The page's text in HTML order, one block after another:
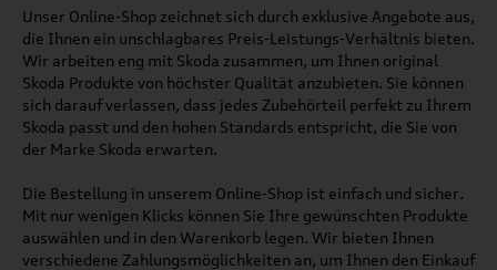
Unser Online-Shop zeichnet sich durch exklusive Angebote aus,
die Ihnen ein unschlagbares Preis-Leistungs-Verhältnis bieten.
Wir arbeiten eng mit Skoda zusammen, um Ihnen original
Skoda Produkte von höchster Qualität anzubieten. Sie können
sich darauf verlassen, dass jedes Zubehörteil perfekt zu Ihrem
Skoda passt und den hohen Standards entspricht, die Sie von
der Marke Skoda erwarten.
Die Bestellung in unserem Online-Shop ist einfach und sicher.
Mit nur wenigen Klicks können Sie Ihre gewünschten Produkte
auswählen und in den Warenkorb legen. Wir bieten Ihnen
verschiedene Zahlungsmöglichkeiten an, um Ihnen den Einkauf